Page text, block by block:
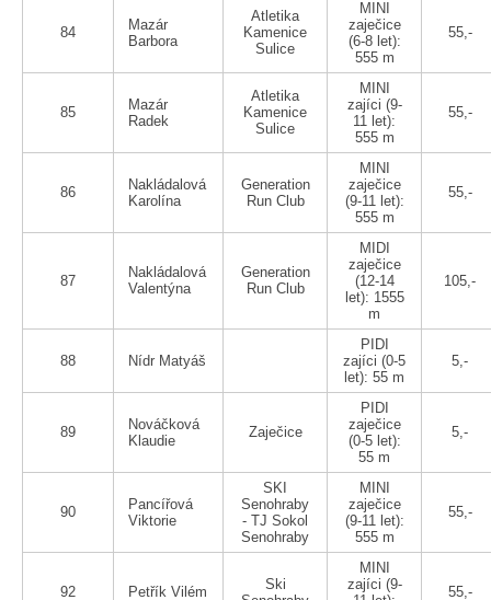
84
Mazár
Barbora
Atletika
Kamenice
Sulice
MINI
zaječice
(6-8 let):
555 m
55,-
85
Mazár
Radek
Atletika
Kamenice
Sulice
MINI
zajíci (9-
11 let):
555 m
55,-
86
Nakládalová
Karolína
Generation
Run Club
MINI
zaječice
(9-11 let):
555 m
55,-
87
Nakládalová
Valentýna
Generation
Run Club
MIDI
zaječice
(12-14
let): 1555
m
105,-
88 Nídr Matyáš
PIDI
zajíci (0-5
let): 55 m
5,-
89
Nováčková
Klaudie
Zaječice
PIDI
zaječice
(0-5 let):
55 m
5,-
90
Pancířová
Viktorie
SKI
Senohraby
- TJ Sokol
Senohraby
MINI
zaječice
(9-11 let):
555 m
55,-
92 Petřík Vilém
Ski
MINI
zajíci (9-
55,-